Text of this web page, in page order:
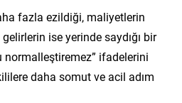
fazla ezildiği, maliyetlerin
ise yerinde saydığı bir
ifadelerini
daha somut ve acil adım